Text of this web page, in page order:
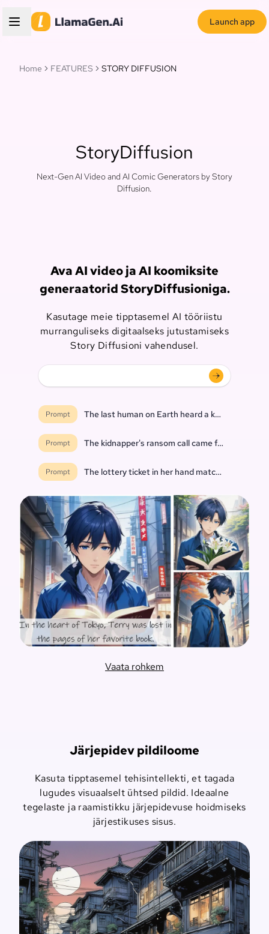
Launch app
Home FEATURES STORY DIFFUSION
StoryDiffusion
Next-Gen AI Video and AI Comic Generators by Story
Diffusion.
Ava AI video ja AI koomiksite
generaatorid StoryDiffusioniga.
Kasutage meie tipptasemel AI tööriistu
murranguliseks digitaalseks jutustamiseks
Story Diffusioni vahendusel.
Prompt The last human on Earth heard a knock at the
Prompt The kidnapper's ransom call came from inside
Prompt The lottery ticket in her hand matched every
Vaata rohkem
Järjepidev pildiloome
Kasuta tipptasemel tehisintellekti, et tagada
lugudes visuaalselt ühtsed pildid. Ideaalne
tegelaste ja raamistikku järjepidevuse hoidmiseks
järjestikuses sisus.